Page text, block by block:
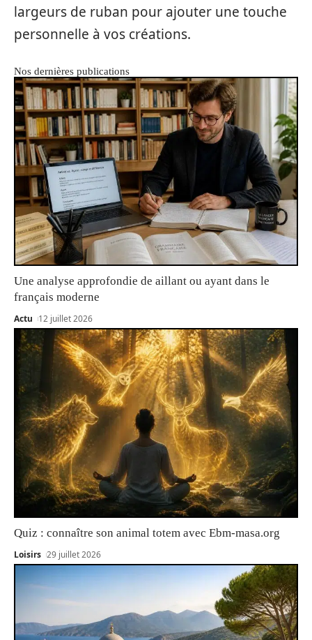
largeurs de ruban pour ajouter une touche
personnelle à vos créations.
Nos dernières publications
Une analyse approfondie de aillant ou ayant dans le
français moderne
Actu 12 juillet 2026
Quiz : connaître son animal totem avec Ebm-masa.org
Loisirs 29 juillet 2026